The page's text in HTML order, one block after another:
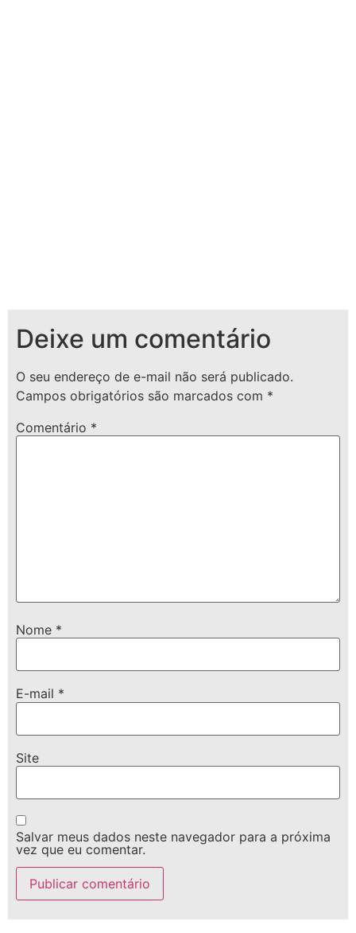
Deixe um comentário
O seu endereço de e-mail não será publicado.
Campos obrigatórios são marcados com *
Comentário *
Nome *
E-mail *
Site
Salvar meus dados neste navegador para a próxima
vez que eu comentar.